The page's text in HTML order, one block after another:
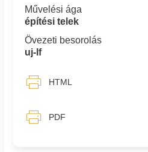
Művelési ága
építési telek
Övezeti besorolás
uj-lf
HTML
PDF